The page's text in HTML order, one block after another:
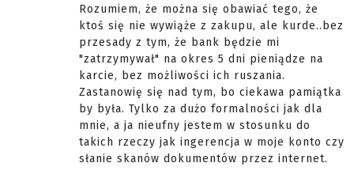
Rozumiem, że można się obawiać tego, że
ktoś się nie wywiąże z zakupu, ale kurde..bez
przesady z tym, że bank będzie mi
"zatrzymywał" na okres 5 dni pieniądze na
karcie, bez możliwości ich ruszania.
Zastanowię się nad tym, bo ciekawa pamiątka
by była. Tylko za dużo formalności jak dla
mnie, a ja nieufny jestem w stosunku do
takich rzeczy jak ingerencja w moje konto czy
słanie skanów dokumentów przez internet.